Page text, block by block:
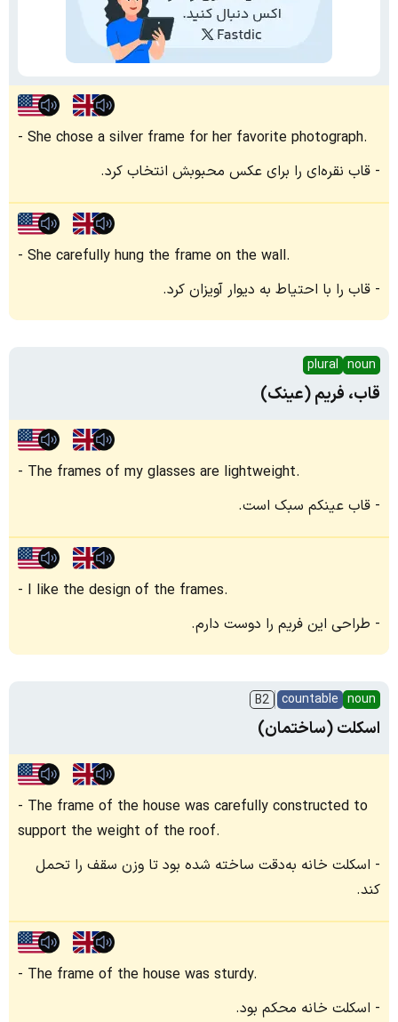
She chose a silver frame for her favorite photograph.
قاب نقره‌ای را برای عکس محبوبش انتخاب کرد.
She carefully hung the frame on the wall.
قاب را با احتیاط به دیوار آویزان کرد.
noun
plural
قاب، فریم (عینک)
The frames of my glasses are lightweight.
قاب عینکم سبک است.
I like the design of the frames.
طراحی این فریم را دوست دارم.
noun
countable
B2
اسکلت (ساختمان)
The frame of the house was carefully constructed to
support the weight of the roof.
اسکلت خانه به‌دقت ساخته شده بود تا وزن سقف را تحمل
کند.
The frame of the house was sturdy.
اسکلت خانه محکم بود.